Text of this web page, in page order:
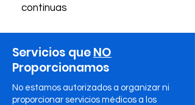
continuas
Servicios queNO
Proporcionamos
No estamos autorizados a organizar ni
proporcionar servicios médicos a los